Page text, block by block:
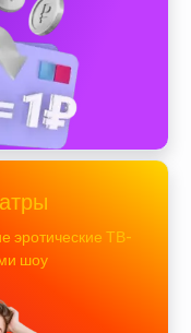
эротические ТВ-
шоу